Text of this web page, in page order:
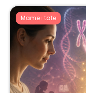
Mame i tate